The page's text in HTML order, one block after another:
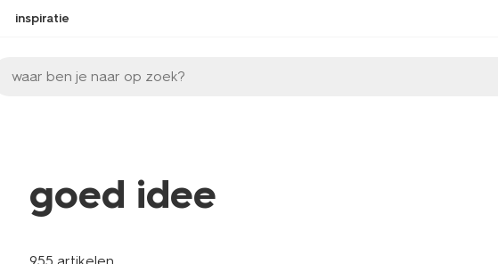
inspiratie
waar ben je naar op zoek?
goed idee